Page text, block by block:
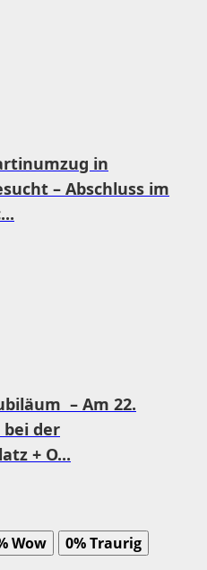
in
– Abschluss im
– Am 22.
bei der
+ O...
Wow 0%Traurig